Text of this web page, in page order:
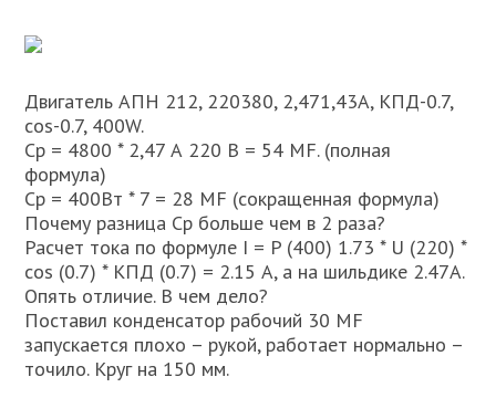
Двигатель АПН 212, 220380, 2,471,43А, КПД-0.7,
cos-0.7, 400W.
Ср = 4800 * 2,47 А 220 В = 54 МF. (полная
формула)
Ср = 400Вт * 7 = 28 МF (сокращенная формула)
Почему разница Ср больше чем в 2 раза?
Расчет тока по формуле I = P (400) 1.73 * U (220) *
cos (0.7) * КПД (0.7) = 2.15 А, а на шильдике 2.47А.
Опять отличие. В чем дело?
Поставил конденсатор рабочий 30 MF
запускается плохо – рукой, работает нормально –
точило. Круг на 150 мм.